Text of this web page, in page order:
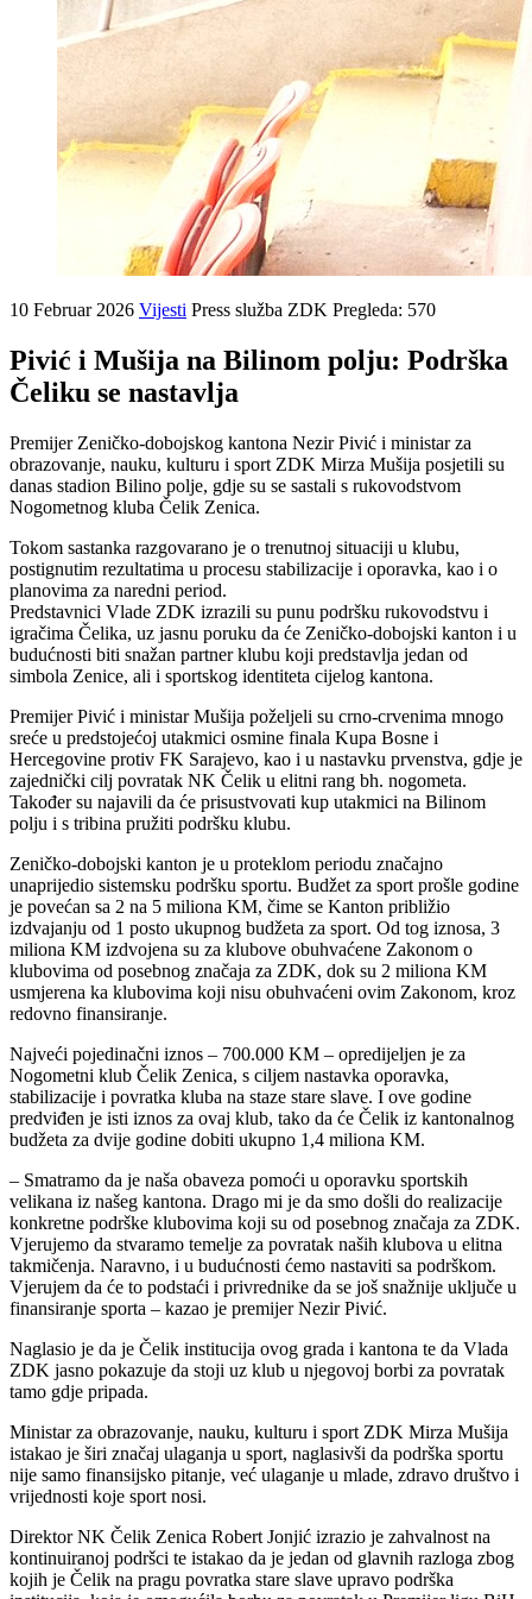
10 Februar 2026 Vijesti Press služba ZDK Pregleda: 570
Pivić i Mušija na Bilinom polju: Podrška
Čeliku se nastavlja
Premijer Zeničko-dobojskog kantona Nezir Pivić i ministar za
obrazovanje, nauku, kulturu i sport ZDK Mirza Mušija posjetili su
danas stadion Bilino polje, gdje su se sastali s rukovodstvom
Nogometnog kluba Čelik Zenica.
Tokom sastanka razgovarano je o trenutnoj situaciji u klubu,
postignutim rezultatima u procesu stabilizacije i oporavka, kao i o
planovima za naredni period.
Predstavnici Vlade ZDK izrazili su punu podršku rukovodstvu i
igračima Čelika, uz jasnu poruku da će Zeničko-dobojski kanton i u
budućnosti biti snažan partner klubu koji predstavlja jedan od
simbola Zenice, ali i sportskog identiteta cijelog kantona.
Premijer Pivić i ministar Mušija poželjeli su crno-crvenima mnogo
sreće u predstojećoj utakmici osmine finala Kupa Bosne i
Hercegovine protiv FK Sarajevo, kao i u nastavku prvenstva, gdje je
zajednički cilj povratak NK Čelik u elitni rang bh. nogometa.
Također su najavili da će prisustvovati kup utakmici na Bilinom
polju i s tribina pružiti podršku klubu.
Zeničko-dobojski kanton je u proteklom periodu značajno
unaprijedio sistemsku podršku sportu. Budžet za sport prošle godine
je povećan sa 2 na 5 miliona KM, čime se Kanton približio
izdvajanju od 1 posto ukupnog budžeta za sport. Od tog iznosa, 3
miliona KM izdvojena su za klubove obuhvaćene Zakonom o
klubovima od posebnog značaja za ZDK, dok su 2 miliona KM
usmjerena ka klubovima koji nisu obuhvaćeni ovim Zakonom, kroz
redovno finansiranje.
Najveći pojedinačni iznos – 700.000 KM – opredijeljen je za
Nogometni klub Čelik Zenica, s ciljem nastavka oporavka,
stabilizacije i povratka kluba na staze stare slave. I ove godine
predviđen je isti iznos za ovaj klub, tako da će Čelik iz kantonalnog
budžeta za dvije godine dobiti ukupno 1,4 miliona KM.
– Smatramo da je naša obaveza pomoći u oporavku sportskih
velikana iz našeg kantona. Drago mi je da smo došli do realizacije
konkretne podrške klubovima koji su od posebnog značaja za ZDK.
Vjerujemo da stvaramo temelje za povratak naših klubova u elitna
takmičenja. Naravno, i u budućnosti ćemo nastaviti sa podrškom.
Vjerujem da će to podstaći i privrednike da se još snažnije uključe u
finansiranje sporta – kazao je premijer Nezir Pivić.
Naglasio je da je Čelik institucija ovog grada i kantona te da Vlada
ZDK jasno pokazuje da stoji uz klub u njegovoj borbi za povratak
tamo gdje pripada.
Ministar za obrazovanje, nauku, kulturu i sport ZDK Mirza Mušija
istakao je širi značaj ulaganja u sport, naglasivši da podrška sportu
nije samo finansijsko pitanje, već ulaganje u mlade, zdravo društvo i
vrijednosti koje sport nosi.
Direktor NK Čelik Zenica Robert Jonjić izrazio je zahvalnost na
kontinuiranoj podršci te istakao da je jedan od glavnih razloga zbog
kojih je Čelik na pragu povratka stare slave upravo podrška